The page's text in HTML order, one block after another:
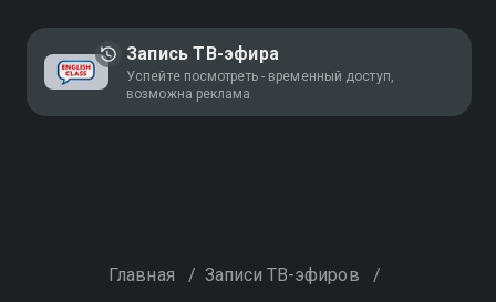
Запись ТВ-эфира
Успейте посмотреть - временный доступ,
возможна реклама
Главная / Записи ТВ-эфиров /